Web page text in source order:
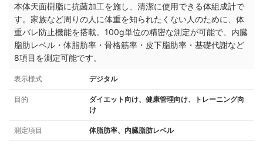
本体天面樹脂に抗菌加工を施し、清潔に使用できる体組成計で
す。家族など周りの人に体重を知られたくない人のために、 体
重バレ防止機能を搭載。100g単位の精密な測定が可能で、内臓
脂肪レベル・体脂肪率・骨格筋率・皮下脂肪率・基礎代謝など
8項目を測定可能です。
表示様式 デジタル
目的
ダイエット向け、健康管理向け、トレーニング向
け
測定項目 体脂肪率、内臓脂肪レベル